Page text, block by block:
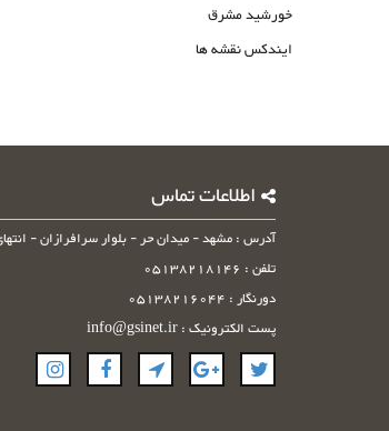
خورشید مشرق
ایندکس نقشه ها
اطلاعات تماس
آدرس : مشهد - میدان حر - بلوار سرافرازان - انتهای
تلفن : 05138218146
دورنگار : 05138216044
پست الکترونیک : info@gsinet.ir